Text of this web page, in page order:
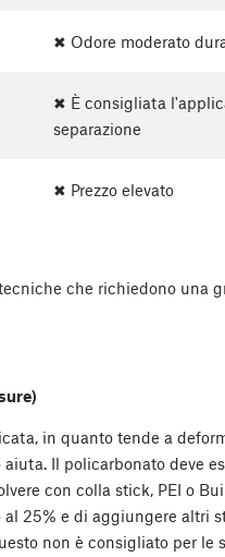
✖ Odore moderato
✖ È consigliata
separazione
✖ Prezzo elevato
che richiedono una
in quanto tende a
Il policarbonato deve
con colla stick, PEI o
25% e di aggiungere altri
non è consigliato per le